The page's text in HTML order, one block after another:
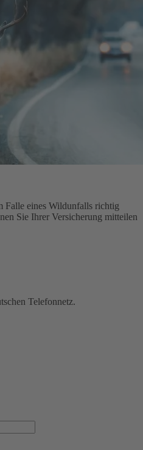
Falle eines Wildunfalls richtig
Sie Ihrer Versicherung mitteilen
Telefonnetz.